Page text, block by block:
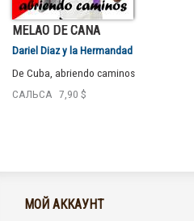
MELAO DE CAÑA
Dariel Diaz y la Hermandad
De Cuba, abriendo caminos
САЛЬСА 7,90 $
МОЙ АККАУНТ